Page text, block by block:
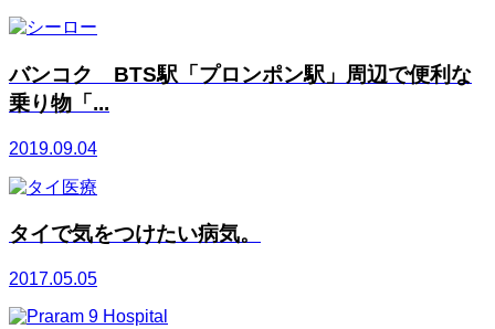
バンコク BTS駅「プロンポン駅」周辺で便利な
乗り物「...
2019.09.04
タイで気をつけたい病気。
2017.05.05